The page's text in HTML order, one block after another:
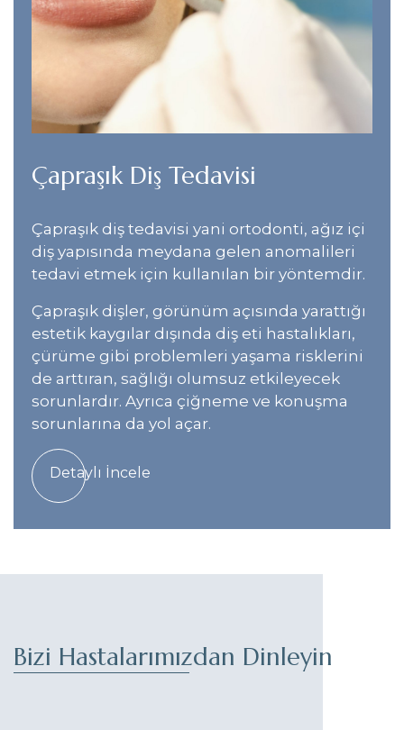
Çapraşık Diş Tedavisi
Çapraşık diş tedavisi yani ortodonti, ağız içi
diş yapısında meydana gelen anomalileri
tedavi etmek için kullanılan bir yöntemdir.
Çapraşık dişler, görünüm açısında yarattığı
estetik kaygılar dışında diş eti hastalıkları,
çürüme gibi problemleri yaşama risklerini
de arttıran, sağlığı olumsuz etkileyecek
sorunlardır. Ayrıca çiğneme ve konuşma
sorunlarına da yol açar.
Detaylı İncele
Bizi Hastalarımızdan Dinleyin